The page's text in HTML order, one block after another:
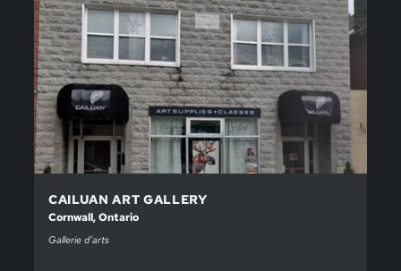
CAILUAN ART GALLERY
Cornwall, Ontario
Gallerie d’arts